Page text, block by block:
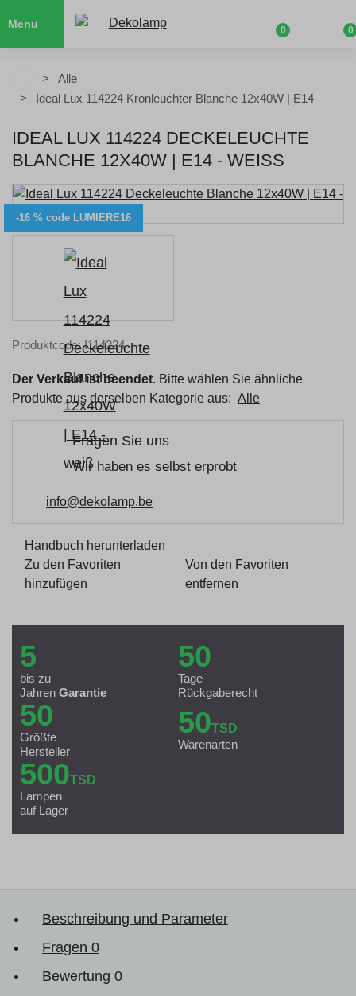
Menu
0 0
Alle
Ideal Lux 114224 Kronleuchter Blanche 12x40W | E14
IDEAL LUX 114224 DECKELEUCHTE
BLANCHE 12X40W | E14 - WEISS
-16 % code LUMIERE16
Produktcode: I114224
Der Verkauf ist beendet. Bitte wählen Sie ähnliche
Produkte aus derselben Kategorie aus: Alle
Fragen Sie uns
Wir haben es selbst erprobt
info@dekolamp.be
Handbuch herunterladen
Zu den Favoriten
hinzufügen
Von den Favoriten
entfernen
5
bis zu
Jahren Garantie
50
Tage
Rückgaberecht
50
Größte
Hersteller
50TSD
Warenarten
500TSD
Lampen
auf Lager
Beschreibung und Parameter
Fragen 0
Bewertung 0